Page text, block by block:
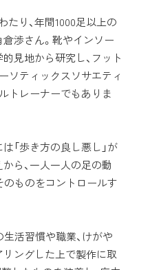
たり、年間1000足以上の
渉さん。靴やインソー
見地から研究し、フット
ソティックスソサエティ
トレーナーでもありま
「歩き方の良し悪し」が
ら、一人一人の足の動
のものをコントロールす
活習慣や職業、けがや
ングした上で製作に取